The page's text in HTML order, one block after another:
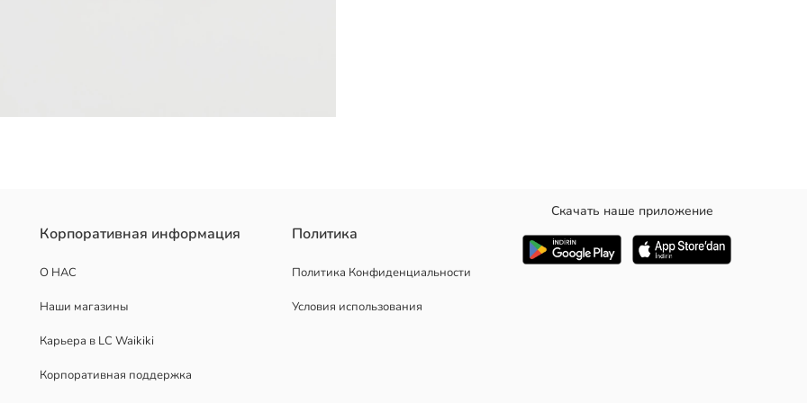
Корпоративная информация
О НАС
Наши магазины
Карьера в LC Waikiki
Корпоративная поддержка
Политика
Политика Конфиденциальности
Условия использования
Скачать наше приложение